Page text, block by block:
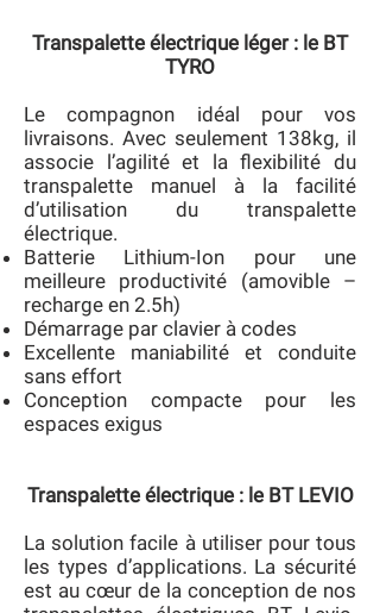
Transpalette électrique léger : le BT
TYRO
Le compagnon idéal pour vos
livraisons. Avec seulement 138kg, il
associe l’agilité et la flexibilité du
transpalette manuel à la facilité
d’utilisation du transpalette
électrique.
Batterie Lithium-Ion pour une
meilleure productivité (amovible –
recharge en 2.5h)
Démarrage par clavier à codes
Excellente maniabilité et conduite
sans effort
Conception compacte pour les
espaces exigus
Transpalette électrique : le BT LEVIO
La solution facile à utiliser pour tous
les types d’applications. La sécurité
est au cœur de la conception de nos